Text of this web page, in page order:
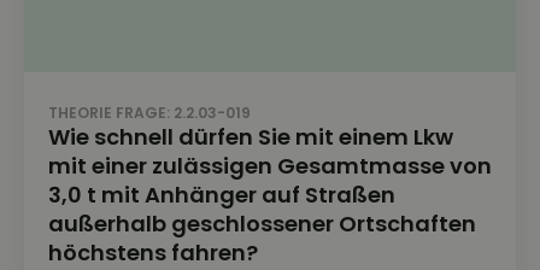
THEORIE FRAGE: 2.2.03-019
Wie schnell dürfen Sie mit einem Lkw
mit einer zulässigen Gesamtmasse von
3,0 t mit Anhänger auf Straßen
außerhalb geschlossener Ortschaften
höchstens fahren?